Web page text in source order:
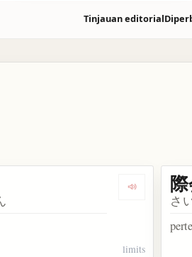
Tinjauan editorial
際立つ Dengarkan
limits
さ